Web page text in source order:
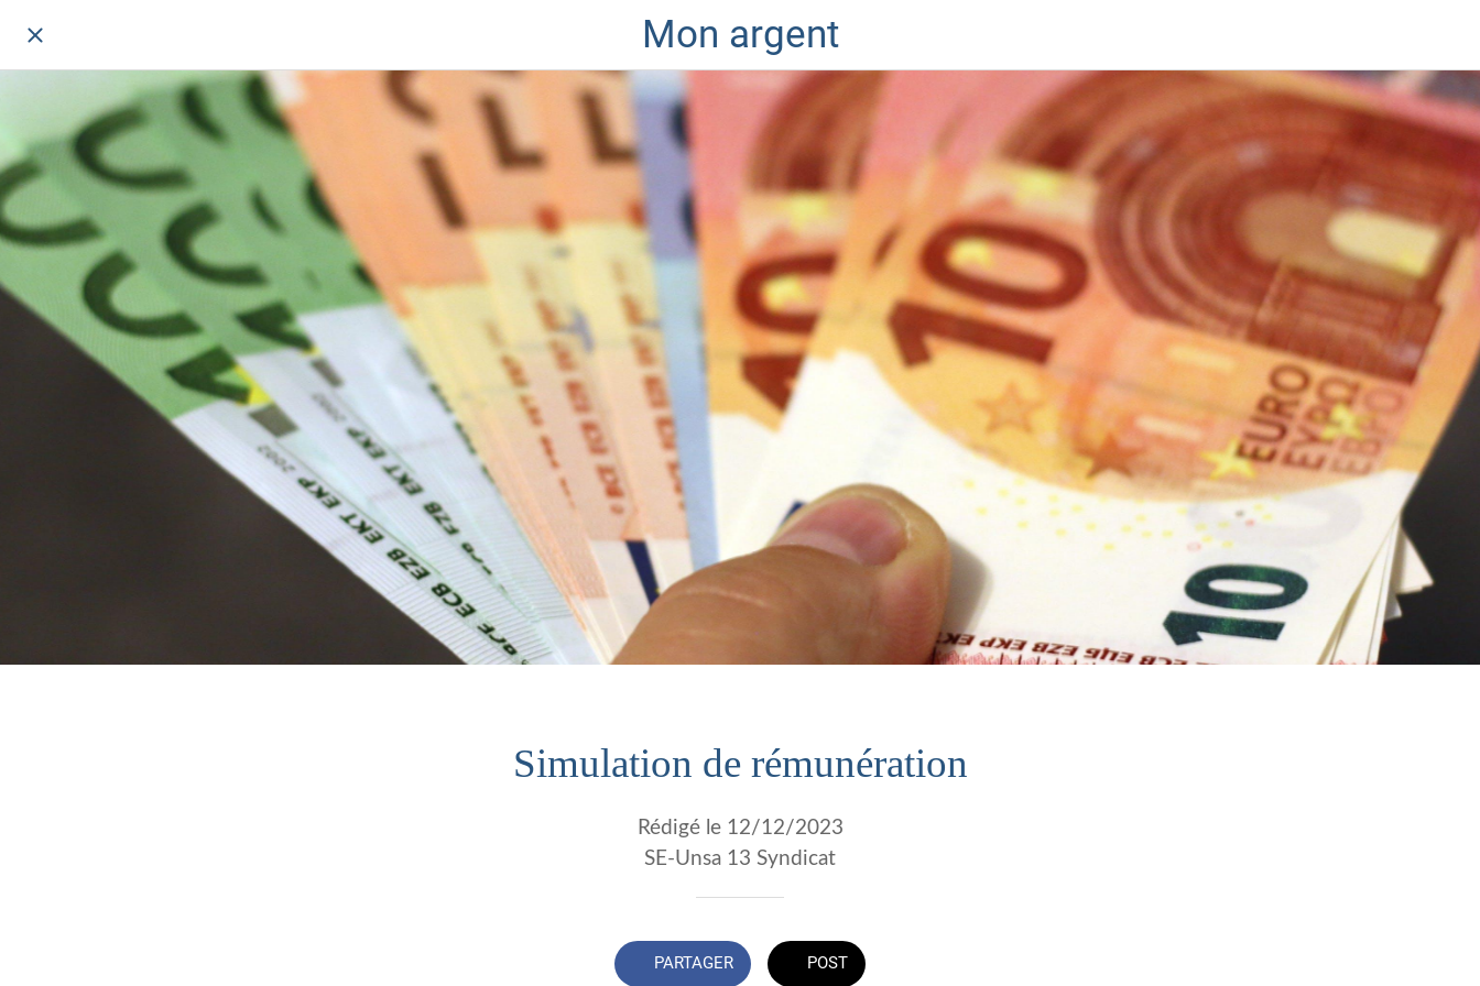
Mon argent
Simulation de rémunération
Rédigé le 12/12/2023
SE-Unsa 13 Syndicat
PARTAGER POST